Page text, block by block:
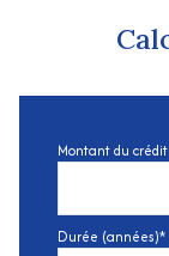
Montant du
Durée (années)*